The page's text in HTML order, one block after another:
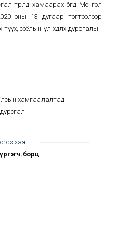
төрөлд хамаарах бөгөөд Монгол
оны 13 дугаар тогтоолоор
соёлын үл хөдлөх дурсгалын
хамгаалалтад
хаяг